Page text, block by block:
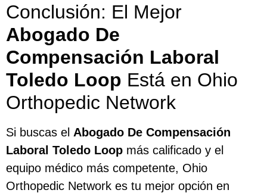
Conclusión: El Mejor
Abogado De
Compensación Laboral
Toledo Loop Está en Ohio
Orthopedic Network
Si buscas el Abogado De Compensación
Laboral Toledo Loop más calificado y el
equipo médico más competente, Ohio
Orthopedic Network es tu mejor opción en